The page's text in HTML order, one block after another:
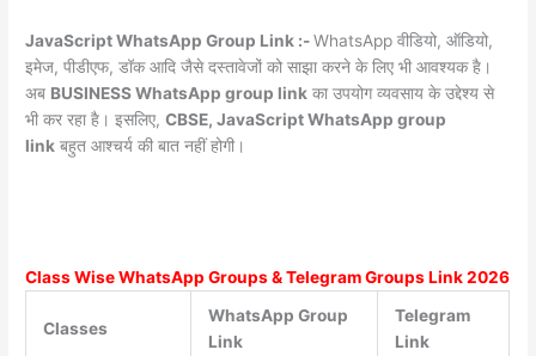
JavaScript WhatsApp Group Link :-WhatsApp वीडियो, ऑडियो,
इमेज, पीडीएफ, डॉक आदि जैसे दस्तावेजों को साझा करने के लिए भी आवश्यक है।
अब BUSINESS WhatsApp group link का उपयोग व्यवसाय के उद्देश्य से
भी कर रहा है। इसलिए,CBSE, JavaScript WhatsApp group
link बहुत आश्चर्य की बात नहीं होगी।
Class Wise WhatsApp Groups & Telegram Groups Link 2026
Classes
WhatsApp Group
Link
Telegram
Link